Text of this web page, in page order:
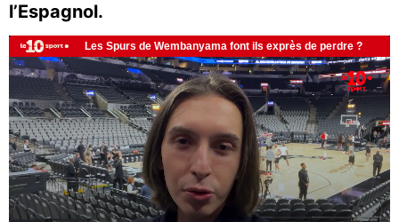
l’Espagnol.